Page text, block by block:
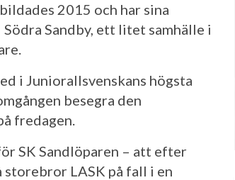
bildades 2015 och har sina
Sandby, ett litet samhälle i
i Juniorallsvenskans högsta
besegra den
fredagen.
SK Sandlöparen – att efter
storebror LASK på fall i en